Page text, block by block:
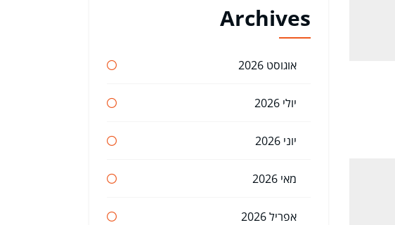
Archives
אוגוסט 2026
יולי 2026
יוני 2026
מאי 2026
אפריל 2026